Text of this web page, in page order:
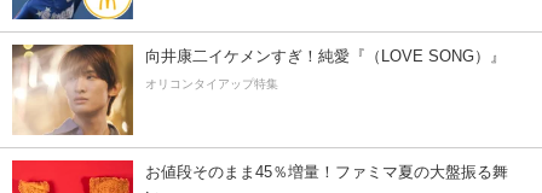
向井康二イケメンすぎ！純愛『（LOVE SONG）』
オリコンタイアップ特集
お値段そのまま45％増量！ファミマ夏の大盤振る舞